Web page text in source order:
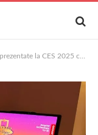
care vor schimba modul în care trăim